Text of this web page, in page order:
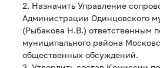
2. Назначить Управление
Администрации Одинцовского
(Рыбакова Н.В.) ответственным
муниципального района
общественных обсуждений.